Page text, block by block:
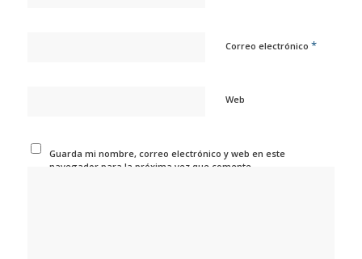
Correo electrónico *
Web
Guarda mi nombre, correo electrónico y web en este
navegador para la próxima vez que comente.